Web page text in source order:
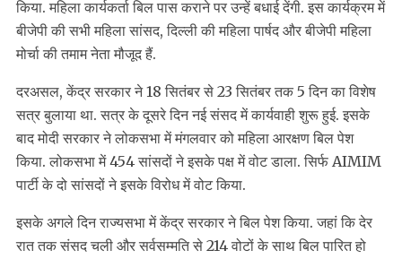
किया. महिला कार्यकर्ता बिल पास कराने पर उन्हें बधाई देंगी. इस कार्यक्रम में
बीजेपी की सभी महिला सांसद, दिल्ली की महिला पार्षद और बीजेपी महिला
मोर्चा की तमाम नेता मौजूद हैं.
दरअसल, केंद्र सरकार ने 18 सितंबर से 23 सितंबर तक 5 दिन का विशेष
सत्र बुलाया था. सत्र के दूसरे दिन नई संसद में कार्यवाही शुरू हुई. इसके
बाद मोदी सरकार ने लोकसभा में मंगलवार को महिला आरक्षण बिल पेश
किया. लोकसभा में 454 सांसदों ने इसके पक्ष में वोट डाला. सिर्फ AIMIM
पार्टी के दो सांसदों ने इसके विरोध में वोट किया.
इसके अगले दिन राज्यसभा में केंद्र सरकार ने बिल पेश किया. जहां कि देर
रात तक संसद चली और सर्वसम्मति से 214 वोटों के साथ बिल पारित हो